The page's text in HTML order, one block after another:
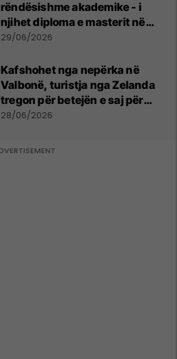
rëndësishme akademike - i
njihet diploma e masterit në
Psikologji në Zvicër
29/06/2026
Kafshohet nga nepërka në
Valbonë, turistja nga Zelanda
tregon për betejën e saj për
mbijetesë
28/06/2026